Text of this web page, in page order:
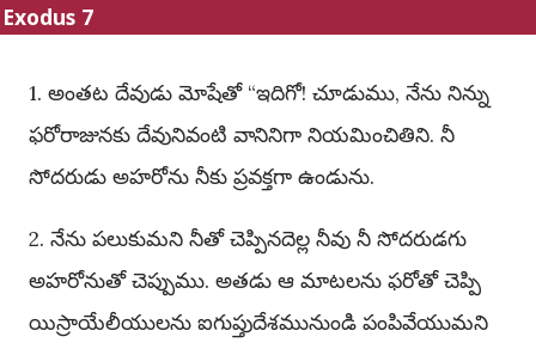
Exodus 7
1. అంతట దేవుడు మోషేతో “ఇదిగో! చూడుము, నేను నిన్ను
ఫరోరాజునకు దేవునివంటి వానినిగా నియమించితిని. నీ
సోదరుడు అహరోను నీకు ప్రవక్తగా ఉండును.
2. నేను పలుకుమని నీతో చెప్పినదెల్ల నీవు నీ సోదరుడగు
అహరోనుతో చెప్పుము. అతడు ఆ మాటలను ఫరోతో చెప్పి
యిస్రాయేలీయులను ఐగుప్తుదేశమునుండి పంపివేయుమని